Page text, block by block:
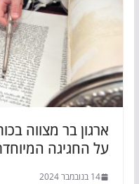
ארגון בר מצווה
על החגיגה
14 בנובמבר 2024